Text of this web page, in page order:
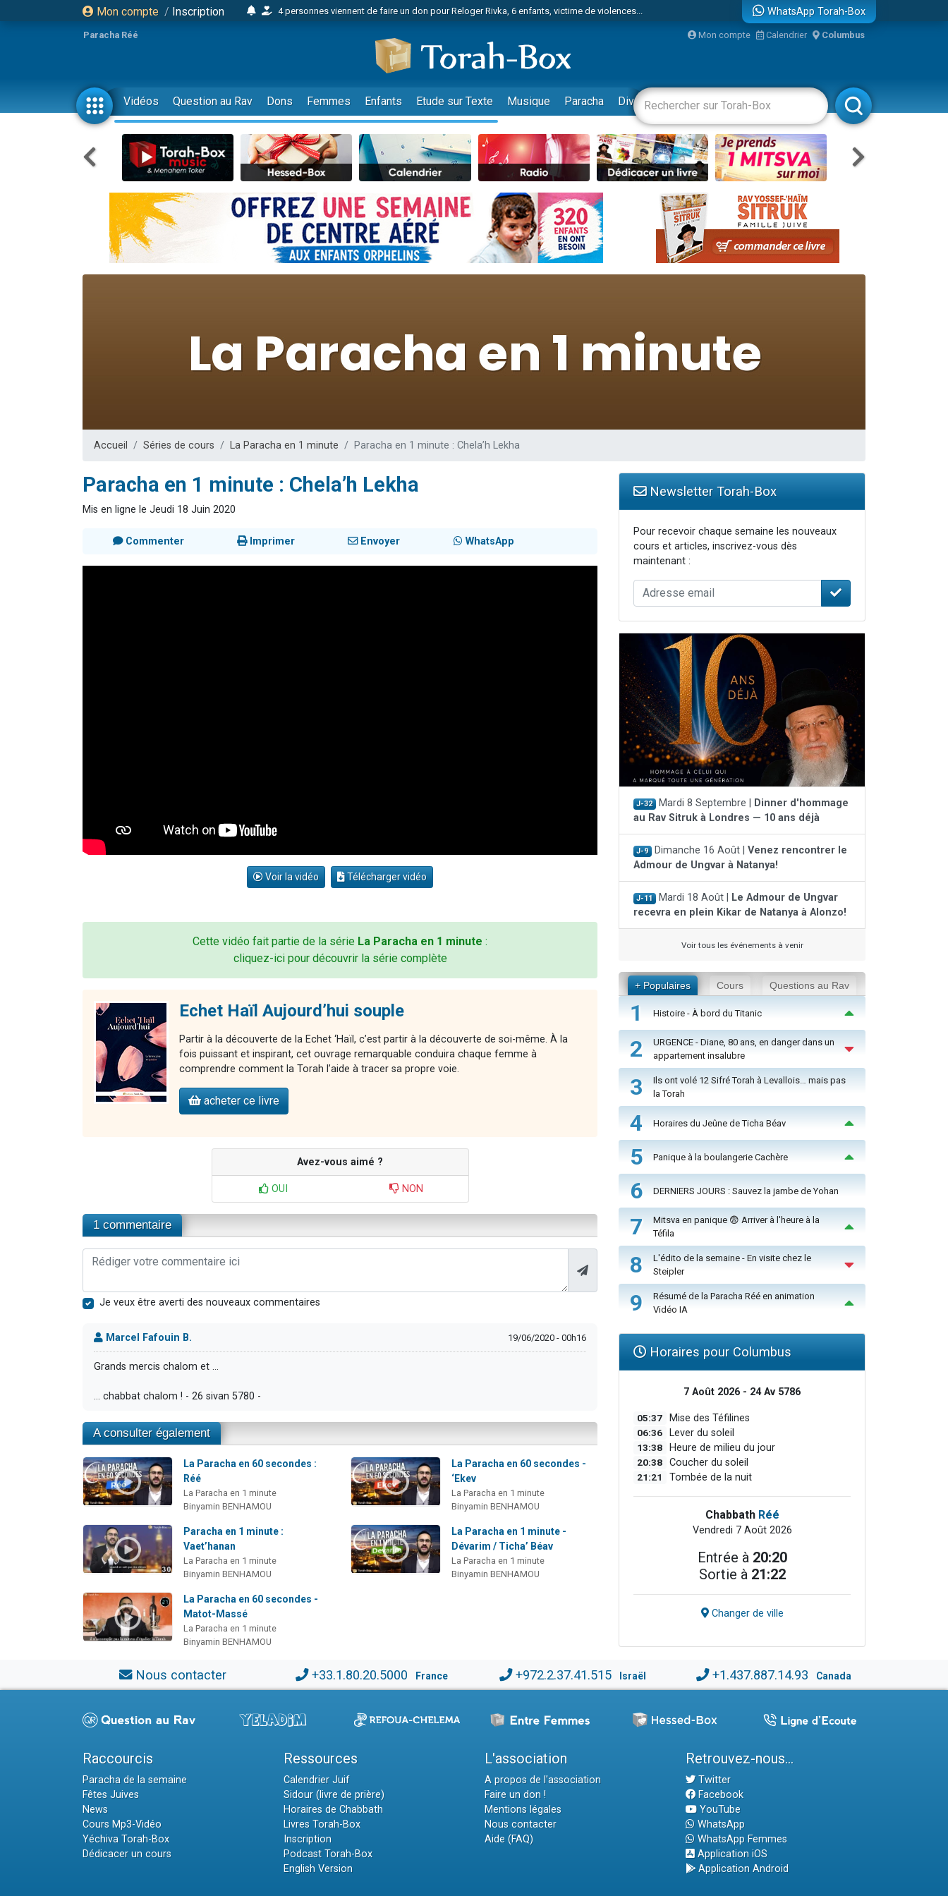
Mon compte / Inscription
4 personnes viennent de faire un don pour Reloger Rivka, 6 enfants, victime de violences...
17 personnes viennent de demander une bénédiction
4 personnes viennent de nous rejoindre sur WhatsApp
Il reste 49 places pour étudier en groupe sur Zoom
23 personnes viennent de faire un don pour Diane, 80 ans, dans un appartement insalubre
Eva vient de donner son Maasser
4 personnes viennent de nous rejoindre sur WhatsApp
3 personnes viennent de nous rejoindre sur WhatsApp
3 personnes viennent de faire un don pour 5 jours de vacances aux Orphelins
Odaya vient de donner son Maasser
2 personnes viennent de nous rejoindre sur WhatsApp
13 personnes viennent de demander une bénédiction
3 personnes viennent de nous rejoindre sur WhatsApp
2 personnes viennent de nous rejoindre sur WhatsApp
WhatsApp Torah-Box
Paracha Réé Mon compte Calendrier Columbus
Vidéos Question au Rav Dons Femmes Enfants Etude sur Texte Musique Paracha Divertissements Livres Rabbanim
Accueil Séries de cours La Paracha en 1 minute Paracha en 1 minute : Chela’h Lekha
Paracha en 1 minute : Chela’h Lekha
Mis en ligne le Jeudi 18 Juin 2020
Commenter Imprimer Envoyer WhatsApp
Voir la vidéo Télécharger vidéo
Cette vidéo fait partie de la série La Paracha en 1 minute :
cliquez-ici pour découvrir la série complète
Echet Haïl Aujourd’hui souple
Partir à la découverte de la Echet ‘Haïl, c’est partir à la découverte de soi-même. À la
fois puissant et inspirant, cet ouvrage remarquable conduira chaque femme à
comprendre comment la Torah l’aide à tracer sa propre voie.
acheter ce livre
Avez-vous aimé ?
OUI NON
1 commentaire
Je veux être averti des nouveaux commentaires
Marcel Fafouin B. 19/06/2020 - 00h16
Grands mercis chalom et …
… chabbat chalom ! - 26 sivan 5780 -
A consulter également
La Paracha en 60 secondes :
Réé
La Paracha en 1 minute
Binyamin BENHAMOU
La Paracha en 60 secondes -
‘Ekev
La Paracha en 1 minute
Binyamin BENHAMOU
Paracha en 1 minute :
Vaet’hanan
La Paracha en 1 minute
Binyamin BENHAMOU
La Paracha en 1 minute -
Dévarim / Ticha’ Béav
La Paracha en 1 minute
Binyamin BENHAMOU
La Paracha en 60 secondes -
Matot-Massé
La Paracha en 1 minute
Binyamin BENHAMOU
Newsletter Torah-Box
Pour recevoir chaque semaine les nouveaux
cours et articles, inscrivez-vous dès
maintenant :
J-32 Mardi 8 Septembre |
Dinner d'hommage
au Rav Sitruk à Londres — 10 ans déjà
J-9 Dimanche 16 Août | Venez rencontrer le
Admour de Ungvar à Natanya!
J-11 Mardi 18 Août |
Le Admour de Ungvar
recevra en plein Kikar de Natanya à Alonzo!
Voir tous les événements à venir
+ Populaires Cours Questions au Rav
1 Histoire - À bord du Titanic
2
URGENCE - Diane, 80 ans, en danger dans un
appartement insalubre
3
Ils ont volé 12 Sifré Torah à Levallois… mais pas
la Torah
4 Horaires du Jeûne de Ticha Béav
5 Panique à la boulangerie Cachère
6 DERNIERS JOURS : Sauvez la jambe de Yohan
7
Mitsva en panique 😨 Arriver à l'heure à la
Téfila
8
L'édito de la semaine - En visite chez le
Steipler
9
Résumé de la Paracha Réé en animation
Vidéo IA
Horaires pour Columbus
7 Août 2026 - 24 Av 5786
05:37 Mise des Téfilines
06:36 Lever du soleil
13:38 Heure de milieu du jour
20:38 Coucher du soleil
21:21 Tombée de la nuit
Chabbath Réé
Vendredi 7 Août 2026
Entrée à 20:20
Sortie à 21:22
Changer de ville
Nous contacter +33.1.80.20.5000 France +972.2.37.41.515 Israël +1.437.887.14.93 Canada
Raccourcis
Paracha de la semaine
Fêtes Juives
News
Cours Mp3-Vidéo
Yéchiva Torah-Box
Dédicacer un cours
Ressources
Calendrier Juif
Sidour (livre de prière)
Horaires de Chabbath
Livres Torah-Box
Inscription
Podcast Torah-Box
English Version
L'association
A propos de l'association
Faire un don !
Mentions légales
Nous contacter
Aide (FAQ)
Retrouvez-nous...
Twitter
Facebook
YouTube
WhatsApp
WhatsApp Femmes
Application iOS
Application Android